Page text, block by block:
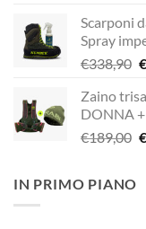
Scarponi
Spray
€338,90 Il
€
Zaino
DONNA
€189,00 Il
€
IN PRIMO PIANO